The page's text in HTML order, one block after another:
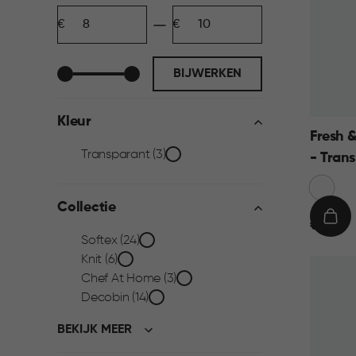
filter
BIJWERKEN
Kleur
Kleur
filter
Transparant (3)
Collectie
Collectie
filter
Softex (24)
Knit (6)
Chef At Home (3)
Decobin (14)
BEKIJK MEER
Fresh
-
Blauw
€€ 9,95
IN